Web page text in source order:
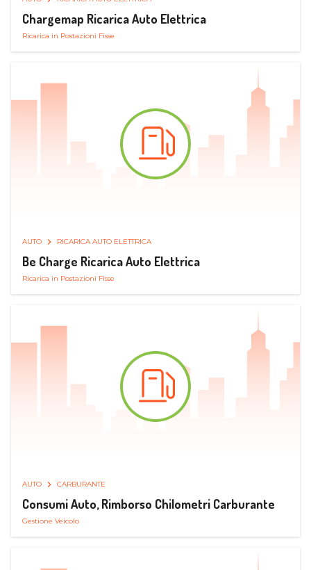
Chargemap Ricarica Auto Elettrica
Ricarica in Postazioni Fisse
AUTO RICARICA AUTO ELETTRICA
Be Charge Ricarica Auto Elettrica
Ricarica in Postazioni Fisse
AUTO CARBURANTE
Consumi Auto, Rimborso Chilometri Carburante
Gestione Veicolo